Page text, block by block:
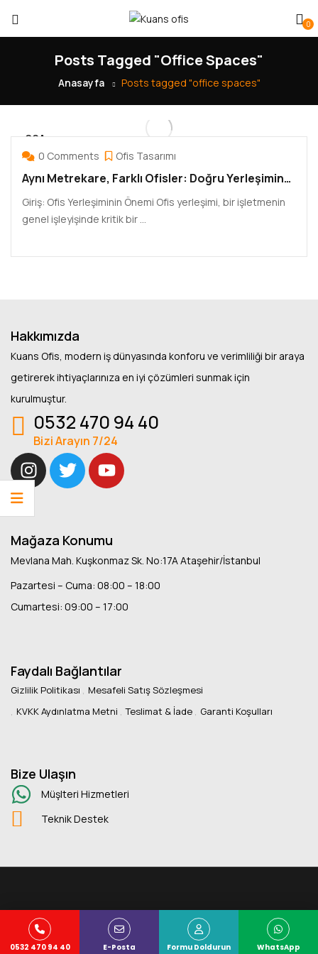
0
Posts Tagged "office Spaces"
Anasayfa Posts tagged "office spaces"
OCA
130 Comments Ofis Tasarımı
Aynı Metrekare, Farklı Ofisler: Doğru Yerleşimin
Gücü
Giriş: Ofis Yerleşiminin Önemi Ofis yerleşimi, bir işletmenin
genel işleyişinde kritik bir ...
Hakkımızda
Kuans Ofis, modern iş dünyasında konforu ve verimliliği bir araya
getirerek ihtiyaçlarınıza en iyi çözümleri sunmak için
kurulmuştur.
0532 470 94 40
Bizi Arayın 7/24
Mağaza Konumu
Mevlana Mah. Kuşkonmaz Sk. No:17A Ataşehir/İstanbul
Pazartesi – Cuma: 08:00 – 18:00
Cumartesi: 09:00 – 17:00
Faydalı Bağlantılar
Gizlilik Politikası
Mesafeli Satış Sözleşmesi
KVKK Aydınlatma Metni
Teslimat & İade Garanti Koşulları
Bize Ulaşın
Müşlteri Hizmetleri
Teknik Destek
0532 470 94 40 E-Posta Formu Doldurun WhatsApp
Copyright © 2025 Kuans Ofis